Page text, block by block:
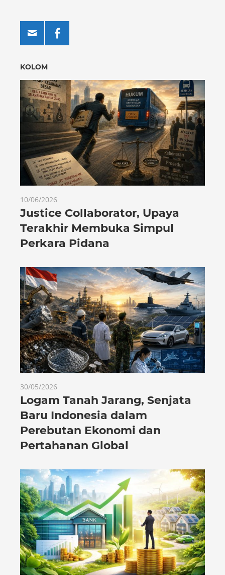
KOLOM
10/06/2026
Justice Collaborator, Upaya
Terakhir Membuka Simpul
Perkara Pidana
30/05/2026
Logam Tanah Jarang, Senjata
Baru Indonesia dalam
Perebutan Ekonomi dan
Pertahanan Global